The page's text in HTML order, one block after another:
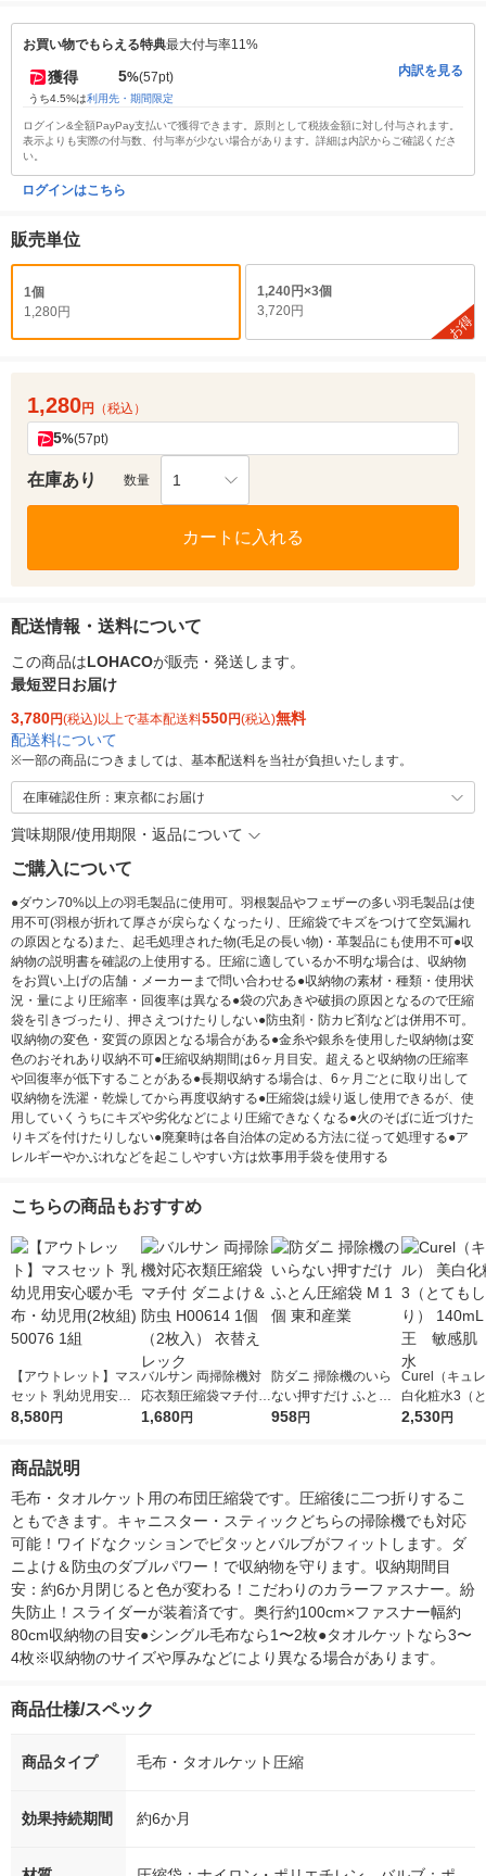
お買い物でもらえる特典最大付与率11%
獲得 5%(57pt)
うち4.5%は利用先・期間限定
内訳を見る
ログイン&全額PayPay支払いで獲得できます。原則として税抜金額に対し付与されます。
表示よりも実際の付与数、付与率が少ない場合があります。詳細は内訳からご確認くださ
い。
ログインはこちら
販売単位
1個
1,280円
1,240円×3個
3,720円
お得
1,280円 （税込）
5%(57pt)
在庫あり 数量 1
カートに入れる
配送情報・送料について
この商品はLOHACOが販売・発送します。
最短翌日お届け
3,780円(税込)以上で基本配送料550円(税込)無料
配送料について
※一部の商品につきましては、基本配送料を当社が負担いたします。
在庫確認住所：東京都にお届け
賞味期限/使用期限・返品について
ご購入について
●ダウン70%以上の羽毛製品に使用可。羽根製品やフェザーの多い羽毛製品は使
用不可(羽根が折れて厚さが戻らなくなったり、圧縮袋でキズをつけて空気漏れ
の原因となる)また、起毛処理された物(毛足の長い物)・革製品にも使用不可●収
納物の説明書を確認の上使用する。圧縮に適しているか不明な場合は、収納物
をお買い上げの店舗・メーカーまで問い合わせる●収納物の素材・種類・使用状
況・量により圧縮率・回復率は異なる●袋の穴あきや破損の原因となるので圧縮
袋を引きづったり、押さえつけたりしない●防虫剤・防カビ剤などは併用不可。
収納物の変色・変質の原因となる場合がある●金糸や銀糸を使用した収納物は変
色のおそれあり収納不可●圧縮収納期間は6ヶ月目安。超えると収納物の圧縮率
や回復率が低下することがある●長期収納する場合は、6ヶ月ごとに取り出して
収納物を洗濯・乾燥してから再度収納する●圧縮袋は繰り返し使用できるが、使
用していくうちにキズや劣化などにより圧縮できなくなる●火のそばに近づけた
りキズを付けたりしない●廃棄時は各自治体の定める方法に従って処理する●ア
レルギーやかぶれなどを起こしやすい方は炊事用手袋を使用する
こちらの商品もおすすめ
【アウトレット】マス
セット 乳幼児用安心
暖か毛布・幼児用(2枚
8,580円
バルサン 両掃除機対
応衣類圧縮袋マチ付
ダニよけ＆防虫 H006
1,680円
防ダニ 掃除機のいら
ない押すだけ ふとん
圧縮袋 M 1個 東和産
958円
Curel（キュ
白化粧水3（
っとり）
2,530円
商品説明
毛布・タオルケット用の布団圧縮袋です。圧縮後に二つ折りするこ
ともできます。キャニスター・スティックどちらの掃除機でも対応
可能！ワイドなクッションでピタッとバルブがフィットします。ダ
ニよけ＆防虫のダブルパワー！で収納物を守ります。収納期間目
安：約6か月閉じると色が変わる！こだわりのカラーファスナー。紛
失防止！スライダーが装着済です。奥行約100cm×ファスナー幅約
80cm収納物の目安●シングル毛布なら1〜2枚●タオルケットなら3〜
4枚※収納物のサイズや厚みなどにより異なる場合があります。
商品仕様/スペック
商品タイプ 毛布・タオルケット圧縮
効果持続期間 約6か月